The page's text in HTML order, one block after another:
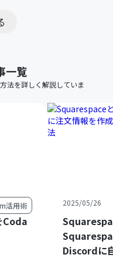
一覧
法を詳しく解説していま
活用術
Coda
2025/05/26
Discordに